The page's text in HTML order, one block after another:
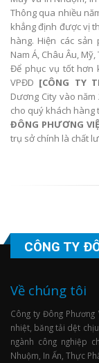
Thông qua nhiều
khẳng định được vị
hàng. Hiện các
Nam Á, Châu Âu,
Để phục vụ tốt hơn
VPĐD [CÔNG TY
Dương City vào
cho quý khách hàng
ĐÔNG PHƯƠNG
trụ sở chính là chất
CÔNG TY
Về chúng tôi
Công ty Đông
nhiệt, băng tải dệt
ngành công nghiệp
Nhuộm, In Ấn, Thực